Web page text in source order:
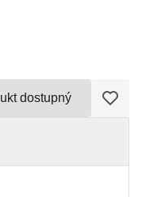
dostupný